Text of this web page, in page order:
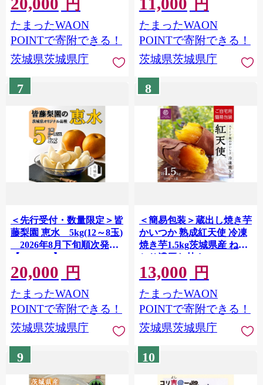
円
たまったWAON
POINTで寄附できる！
茨城県茨城県庁
円
たまったWAON
POINTで寄附できる！
茨城県茨城県庁
7
＜先行受付・数量限定＞皆
藤梨園 恵水 5kg(12～8玉)
2026年8月下旬順次発送
【1758134】
20,000 円
たまったWAON
POINTで寄附できる！
茨城県茨城県庁
8
＜簡易包装＞蔵出し焼き芋
かいつか 熟成紅天使 冷凍
焼き芋1.5kg茨城県産 ねっ
とり濃厚な甘さ
【1757318】
13,000 円
たまったWAON
POINTで寄附できる！
茨城県茨城県庁
9 10